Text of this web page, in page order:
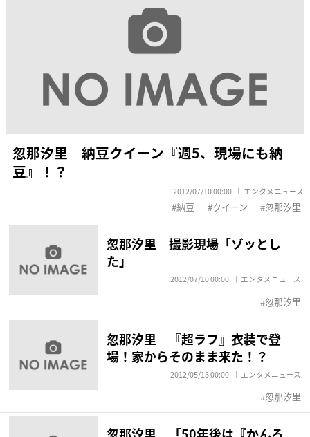
忽那汐里 納豆クイーン『週5、現場にも納
豆』！？
2012/07/10 00:00 エンタメニュース
納豆 クイーン 忽那汐里
忽那汐里 撮影現場「ゾッとし
た」
2012/07/10 00:00 エンタメニュース
忽那汐里
忽那汐里 『超ラフ』衣装で登
場！家からそのまま来た！？
2012/05/15 00:00 エンタメニュース
忽那汐里